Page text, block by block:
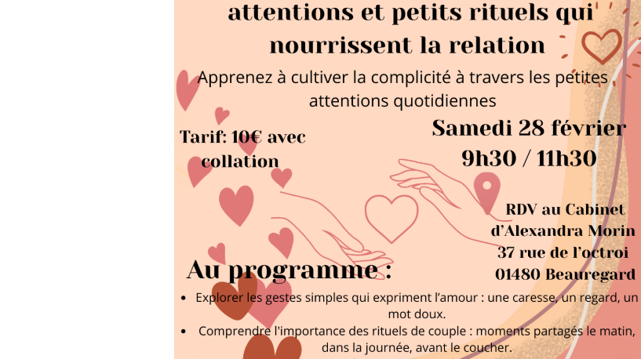
ensemble ou lorsque la routine s’est installée.
À travers des échanges, des réflexions et des partages d’expériences, ce café
sexo invite à porter un regard nouveau sur le lien, à redonner de la conscience
aux petits gestes, et à repartir avec des pistes concrètes à expérimenter dans
sa relation.
Un moment accessible, chaleureux et profond, pour prendre soin de la relation
et du quotidien amoureux.